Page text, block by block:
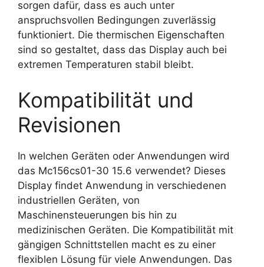
sorgen dafür, dass es auch unter
anspruchsvollen Bedingungen zuverlässig
funktioniert. Die thermischen Eigenschaften
sind so gestaltet, dass das Display auch bei
extremen Temperaturen stabil bleibt.
Kompatibilität und
Revisionen
In welchen Geräten oder Anwendungen wird
das Mc156cs01-30 15.6 verwendet? Dieses
Display findet Anwendung in verschiedenen
industriellen Geräten, von
Maschinensteuerungen bis hin zu
medizinischen Geräten. Die Kompatibilität mit
gängigen Schnittstellen macht es zu einer
flexiblen Lösung für viele Anwendungen. Das